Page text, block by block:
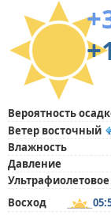
Вероятность
Ветер восточный
Влажность
Давление
Восход